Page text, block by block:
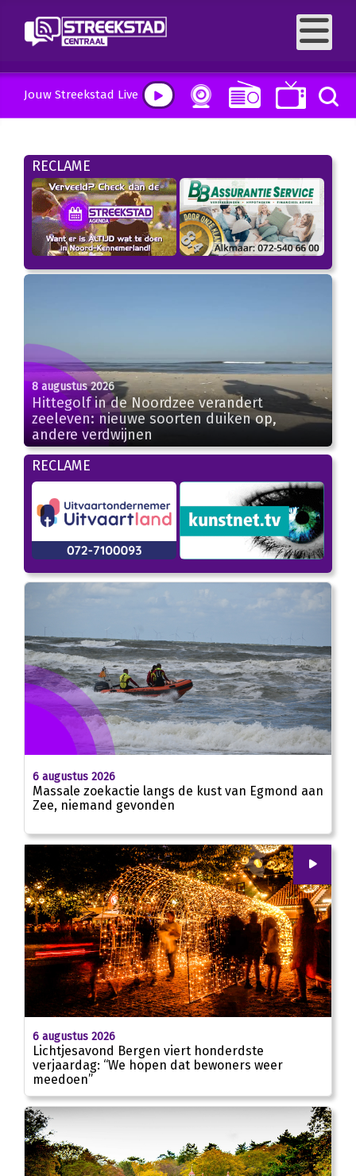
Jouw Streekstad Live
RECLAME
8 augustus 2026
Hittegolf in de Noordzee verandert
zeeleven: nieuwe soorten duiken op,
andere verdwijnen
RECLAME
6 augustus 2026
Massale zoekactie langs de kust van Egmond aan
Zee, niemand gevonden
00:00
6 augustus 2026
Lichtjesavond Bergen viert honderdste
verjaardag: “We hopen dat bewoners weer
meedoen”